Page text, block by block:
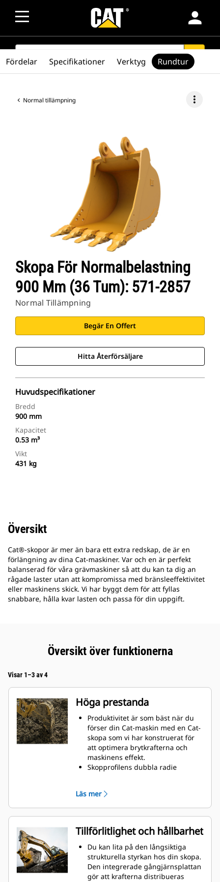
person
SEARCH search
Normal tillämpning more_vert
Skopa För Normalbelastning
900 Mm (36 Tum): 571-2857
Normal Tillämpning
Begär En Offert
Hitta Återförsäljare
Huvudspecifikationer
Bredd
900 mm
Kapacitet
0.53 m³
Vikt
431 kg
Fördelar Specifikationer Verktyg Rundtur
Översikt
Cat®-skopor är mer än bara ett extra redskap, de är en
förlängning av dina Cat-maskiner. Var och en är perfekt
balanserad för våra grävmaskiner så att du kan ta dig an
rågade laster utan att kompromissa med bränsleeffektivitet
eller maskinens skick. Vi har byggt dem för att fyllas
snabbare, hålla kvar lasten och passa för din uppgift.
Översikt över funktionerna
Visar 1–3 av 4
Höga prestanda
Produktivitet är som bäst när du
förser din Cat-maskin med en Cat-
skopa som vi har konstruerat för
att optimera brytkrafterna och
maskinens effekt.
Skopprofilens dubbla radie
frigång säkerställer att skopans
botten inte släpar, vilket minskar
underhållskostnaderna.
Bränsleförbrukningstoppar under
grävning. Cat-skoporna är
utformade för att skära genom
material snabbt och förbättra
maskinens totala effektivitet.
Lasta mer material på kortare tid.
Läs mer
Tillförlitlighet och hållbarhet
Du kan lita på den långsiktiga
strukturella styrkan hos din skopa.
Den integrerade gångjärnsplattan
gör att krafterna distribueras